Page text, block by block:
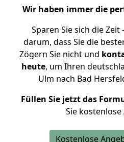
Wir haben immer die
Sparen Sie sich die
darum, dass Sie die
Zögern Sie nicht und
heute, um Ihren
Ulm nach Bad
Füllen Sie jetzt das
Sie
Kostenlose